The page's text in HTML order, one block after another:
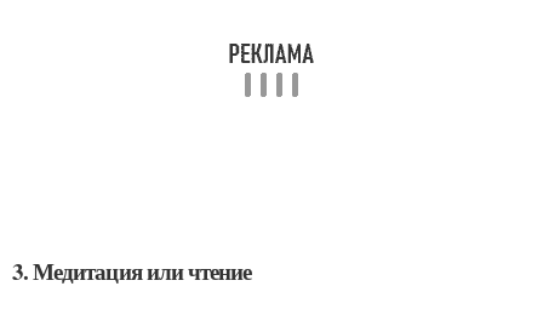
3. Медитация или чтение